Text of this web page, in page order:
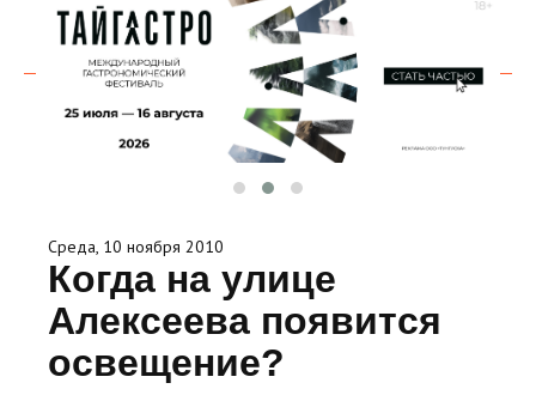
Среда, 10 ноября 2010
Когда на улице
Алексеева появится
освещение?